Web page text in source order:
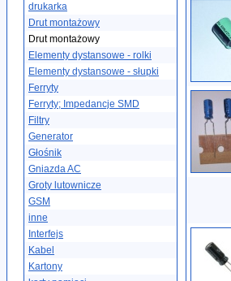
drukarka
Drut montażowy
Drut montażowy
Elementy dystansowe - rolki
Elementy dystansowe - słupki
Ferryty
Ferryty; Impedancje SMD
Filtry
Generator
Głośnik
Gniazda AC
Groty lutownicze
GSM
inne
Interfejs
Kabel
Kartony